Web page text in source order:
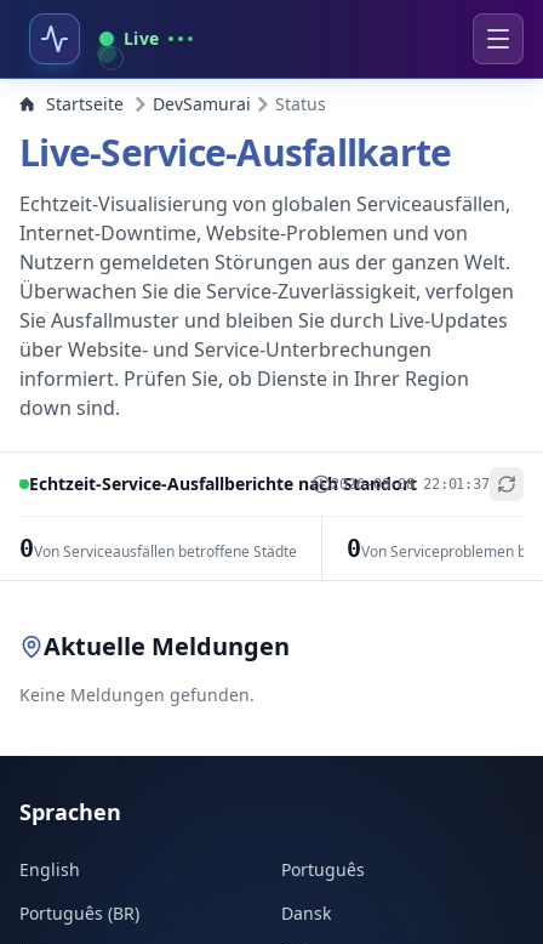
Live
Startseite DevSamurai Status
Live-Service-Ausfallkarte
Echtzeit-Visualisierung von globalen Serviceausfällen,
Internet-Downtime, Website-Problemen und von
Nutzern gemeldeten Störungen aus der ganzen Welt.
Überwachen Sie die Service-Zuverlässigkeit, verfolgen
Sie Ausfallmuster und bleiben Sie durch Live-Updates
über Website- und Service-Unterbrechungen
informiert. Prüfen Sie, ob Dienste in Ihrer Region
down sind.
Echtzeit-Service-Ausfallberichte nach Standort
2026-08-08 22:01:37
0Von Serviceausfällen betroffene Städte 0Von Serviceproblemen
+
Aktuelle Meldungen
Keine Meldungen gefunden.
Sprachen
English
Português
Português (BR)
Dansk